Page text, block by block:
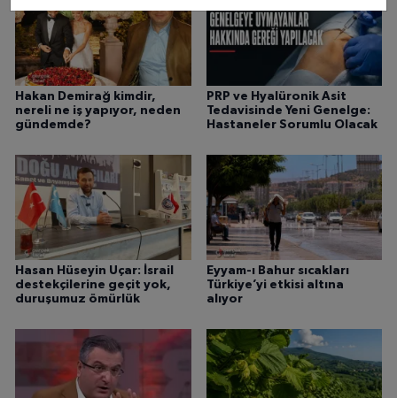
Hakan Demirağ kimdir,
nereli ne iş yapıyor, neden
gündemde?
PRP ve Hyalüronik Asit
Tedavisinde Yeni Genelge:
Hastaneler Sorumlu Olacak
Hasan Hüseyin Uçar: İsrail
destekçilerine geçit yok,
duruşumuz ömürlük
Eyyam-ı Bahur sıcakları
Türkiye’yi etkisi altına
alıyor